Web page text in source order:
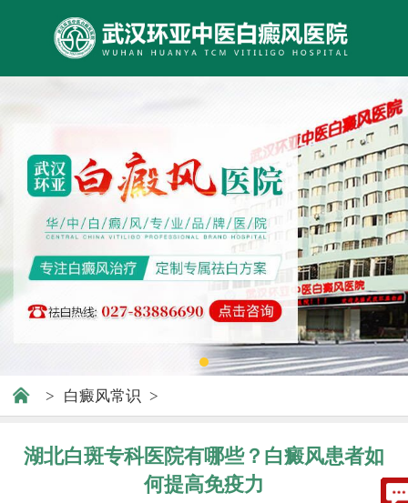
> 白癜风常识 >
湖北白斑专科医院有哪些？白癜风患者如
何提高免疫力